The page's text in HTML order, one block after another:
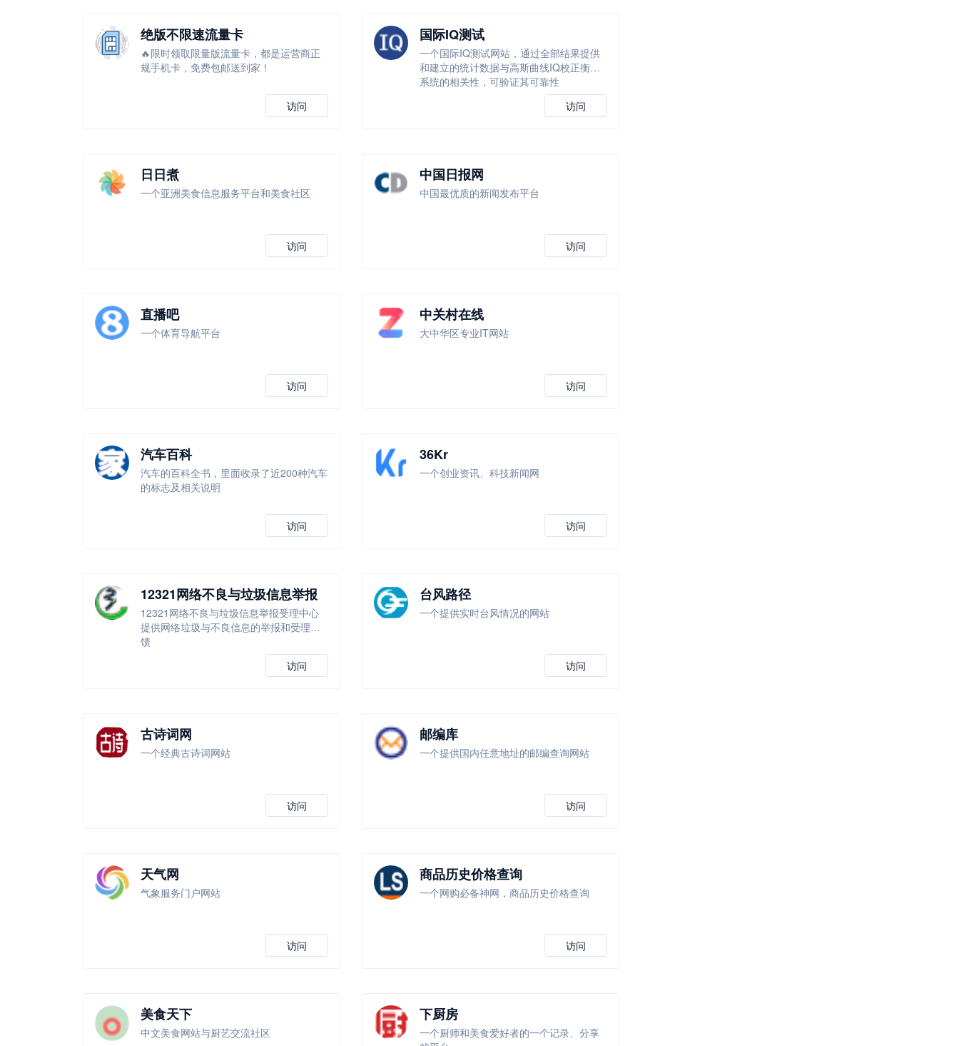
绝版不限速流量卡
🔥限时领取限量版流量卡，都是运营商正
规手机卡，免费包邮送到家！
访问
国际IQ测试
一个国际IQ测试网站，通过全部结果提供
和建立的统计数据与高斯曲线IQ校正衡量
系统的相关性，可验证其可靠性
访问
日日煮
一个亚洲美食信息服务平台和美食社区
访问
中国日报网
中国最优质的新闻发布平台
访问
直播吧
一个体育导航平台
访问
中关村在线
大中华区专业IT网站
访问
汽车百科
汽车的百科全书，里面收录了近200种汽车
的标志及相关说明
访问
36Kr
一个创业资讯、科技新闻网
访问
12321网络不良与垃圾信息举报
受理中心
12321网络不良与垃圾信息举报受理中心
提供网络垃圾与不良信息的举报和受理反
馈
访问
台风路径
一个提供实时台风情况的网站
访问
古诗词网
一个经典古诗词网站
访问
邮编库
一个提供国内任意地址的邮编查询网站
访问
天气网
气象服务门户网站
访问
商品历史价格查询
一个网购必备神网，商品历史价格查询
访问
美食天下
中文美食网站与厨艺交流社区
下厨房
一个厨师和美食爱好者的一个记录、分享